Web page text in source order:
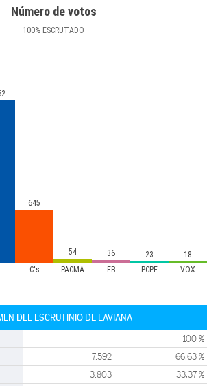
Número de votos
100% ESCRUTADO
C's PACMA EB PCPE VOX
645
54 36 23 18
DEL ESCRUTINIO DE LAVIANA
100 %
7.592 66,63 %
3.803 33,37 %